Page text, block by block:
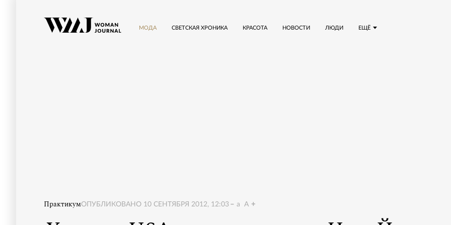
ЕЩЁ
МОДА СВЕТСКАЯ ХРОНИКА КРАСОТА НОВОСТИ ЛЮДИ
ПрактикумОПУБЛИКОВАНО 10 СЕНТЯБРЯ 2012, 12:03 a A